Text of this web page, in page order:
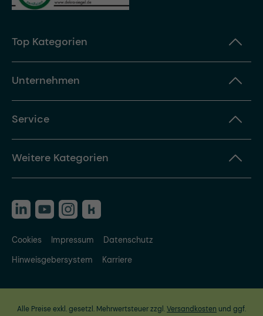
Top Kategorien
Unternehmen
Service
Weitere Kategorien
Cookies Impressum
Datenschutz
Hinweisgebersystem
Karriere
Alle Preise exkl. gesetzl. Mehrwertsteuer zzgl.Versandkosten und ggf.